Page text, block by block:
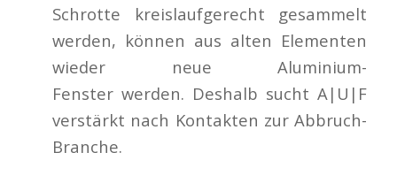
Schrotte kreislaufgerecht gesammelt
werden, können aus alten Elementen
wieder neue Aluminium-
Fenster werden. Deshalb sucht A|U|F
verstärkt nach Kontakten zur Abbruch-
Branche.